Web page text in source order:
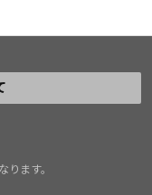
ります。